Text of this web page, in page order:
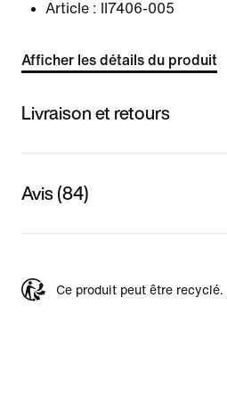
Article :
II7406-005
Afficher les détails du produit
Livraison et retours
Avis (84)
Ce produit peut être recyclé.